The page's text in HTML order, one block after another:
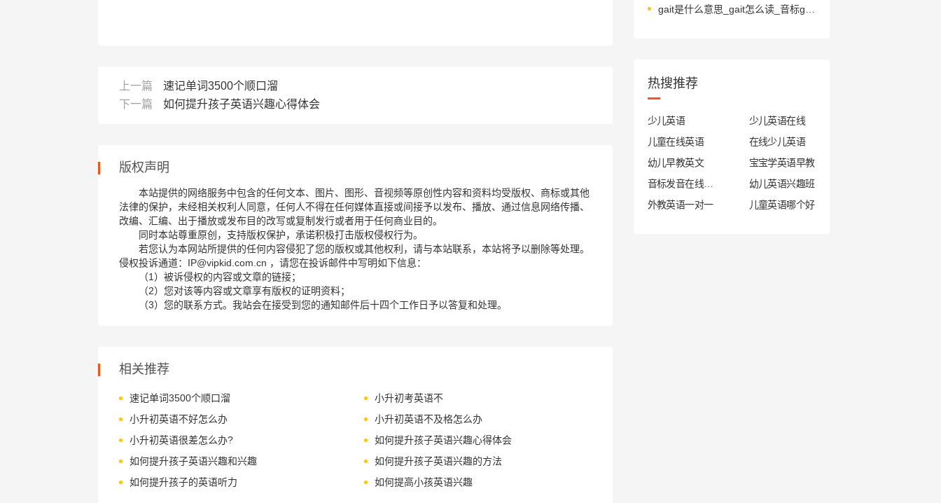
上一篇
速记单词3500个顺口溜
下一篇
如何提升孩子英语兴趣心得体会
版权声明
本站提供的网络服务中包含的任何文本、图片、图形、音视频等原创性内容和资料均受版权、商标或其他
法律的保护，未经相关权利人同意，任何人不得在任何媒体直接或间接予以发布、播放、通过信息网络传播、
改编、汇编、出于播放或发布目的改写或复制发行或者用于任何商业目的。
同时本站尊重原创，支持版权保护，承诺积极打击版权侵权行为。
若您认为本网站所提供的任何内容侵犯了您的版权或其他权利，请与本站联系，本站将予以删除等处理。
侵权投诉通道：IP@vipkid.com.cn ，请您在投诉邮件中写明如下信息：
（1）被诉侵权的内容或文章的链接；
（2）您对该等内容或文章享有版权的证明资料；
（3）您的联系方式。我站会在接受到您的通知邮件后十四个工作日予以答复和处理。
相关推荐
速记单词3500个顺口溜
小升初考英语不
小升初英语不好怎么办
小升初英语不及格怎么办
小升初英语很差怎么办?
如何提升孩子英语兴趣心得体会
如何提升孩子英语兴趣和兴趣
如何提升孩子英语兴趣的方法
如何提升孩子的英语听力
如何提高小孩英语兴趣
热搜推荐
少儿英语
少儿英语在线
儿童在线英语
在线少儿英语
幼儿早教英文
宝宝学英语早教
幼儿英语兴趣班
外教英语一对一
儿童英语哪个好